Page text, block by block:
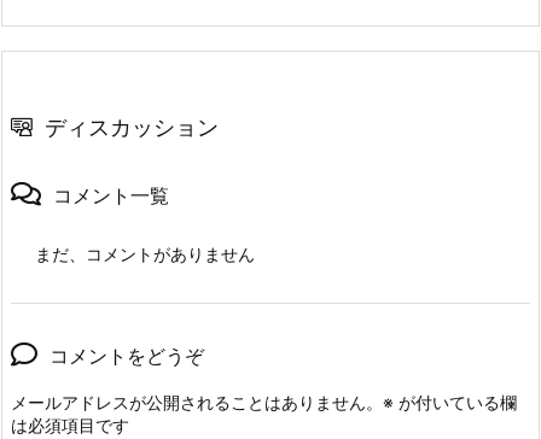
ディスカッション
コメント一覧
まだ、コメントがありません
コメントをどうぞ
メールアドレスが公開されることはありません。 ※ が付いている欄
は必須項目です